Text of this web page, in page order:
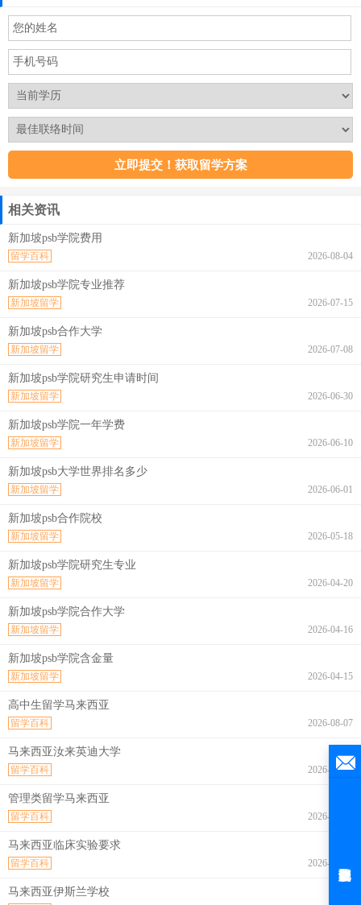
相关资讯
新加坡psb学院费用
2026-08-04
留学百科
新加坡psb学院专业推荐
2026-07-15
新加坡留学
新加坡psb合作大学
2026-07-08
新加坡留学
新加坡psb学院研究生申请时间
2026-06-30
新加坡留学
新加坡psb学院一年学费
2026-06-10
新加坡留学
新加坡psb大学世界排名多少
2026-06-01
新加坡留学
新加坡psb合作院校
2026-05-18
新加坡留学
新加坡psb学院研究生专业
2026-04-20
新加坡留学
新加坡psb学院合作大学
2026-04-16
新加坡留学
新加坡psb学院含金量
2026-04-15
新加坡留学
高中生留学马来西亚
2026-08-07
留学百科
马来西亚汝来英迪大学
2026-08-07
留学百科
管理类留学马来西亚
2026-08-07
留学百科
马来西亚临床实验要求
2026-08-07
留学百科
马来西亚伊斯兰学校